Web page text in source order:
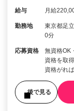
給与 月給
勤務地
東京都足
0分
応募資格
無資格OK
資格を取
資格がれ
後で見る